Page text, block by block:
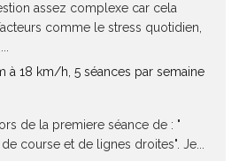
assez complexe car cela
comme le stress quotidien,
à 18 km/h, 5 séances par semaine
de la premiere séance de : "
course et de lignes droites". Je...